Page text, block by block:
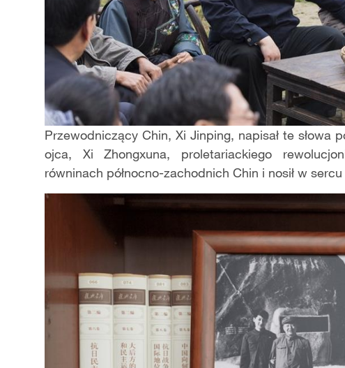
Przewodniczący Chin, Xi Jinping, napisał te
ojca, Xi Zhongxuna, proletariackiego
równinach północno-zachodnich Chin i nosił w